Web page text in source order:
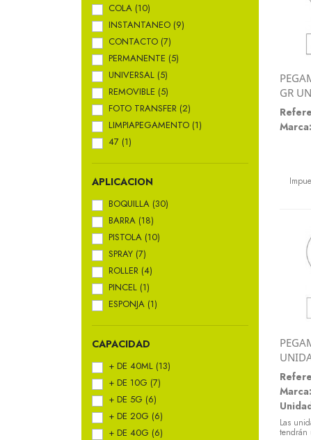
COLA (10)
INSTANTANEO (9)
CONTACTO (7)
PERMANENTE (5)
UNIVERSAL (5)
REMOVIBLE (5)
FOTO TRANSFER (2)
LIMPIAPEGAMENTO (1)
47 (1)
APLICACION
BOQUILLA (30)
BARRA (18)
PISTOLA (10)
SPRAY (7)
ROLLER (4)
PINCEL (1)
ESPONJA (1)
CAPACIDAD
+ DE 40ML (13)
+ DE 10G (7)
+ DE 5G (6)
+ DE 20G (6)
+ DE 40G (6)
GR
Marca:
Marca:
Las
tendrán